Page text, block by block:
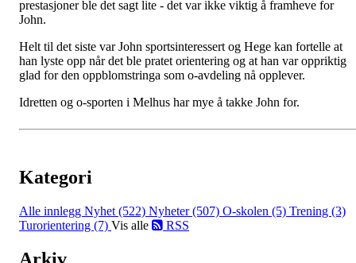
prestasjoner ble det sagt lite - det var ikke viktig å framheve for
John.
Helt til det siste var John sportsinteressert og Hege kan fortelle at
han lyste opp når det ble pratet orientering og at han var oppriktig
glad for den oppblomstringa som o-avdeling nå opplever.
Idretten og o-sporten i Melhus har mye å takke John for.
Kategori
Alle innlegg Nyhet (522) Nyheter (507) O-skolen (5) Trening (3)
Turorientering (7) Vis alle RSS
Arkiv